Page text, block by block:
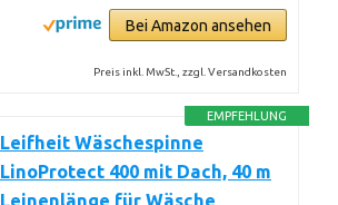
Bei Amazon ansehen
Preis inkl. MwSt., zzgl. Versandkosten
EMPFEHLUNG
Leifheit Wäschespinne
LinoProtect 400 mit Dach, 40 m
Leinenlänge für Wäsche